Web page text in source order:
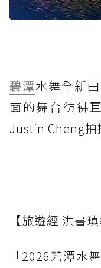
碧潭水舞全新
面的舞台彷彿
Justin Cheng拍
【旅遊經 洪書瑱
「2026碧潭水